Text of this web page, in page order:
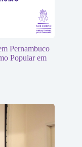
Pernambuco
Popular em